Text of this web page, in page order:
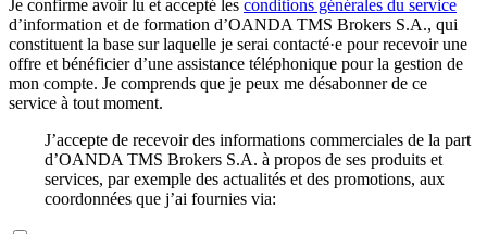
Je confirme avoir lu et accepté les conditions générales du service
d’information et de formation d’OANDA TMS Brokers S.A., qui
constituent la base sur laquelle je serai contacté·e pour recevoir une
offre et bénéficier d’une assistance téléphonique pour la gestion de
mon compte. Je comprends que je peux me désabonner de ce
service à tout moment.
J’accepte de recevoir des informations commerciales de la part
d’OANDA TMS Brokers S.A. à propos de ses produits et
services, par exemple des actualités et des promotions, aux
coordonnées que j’ai fournies via: